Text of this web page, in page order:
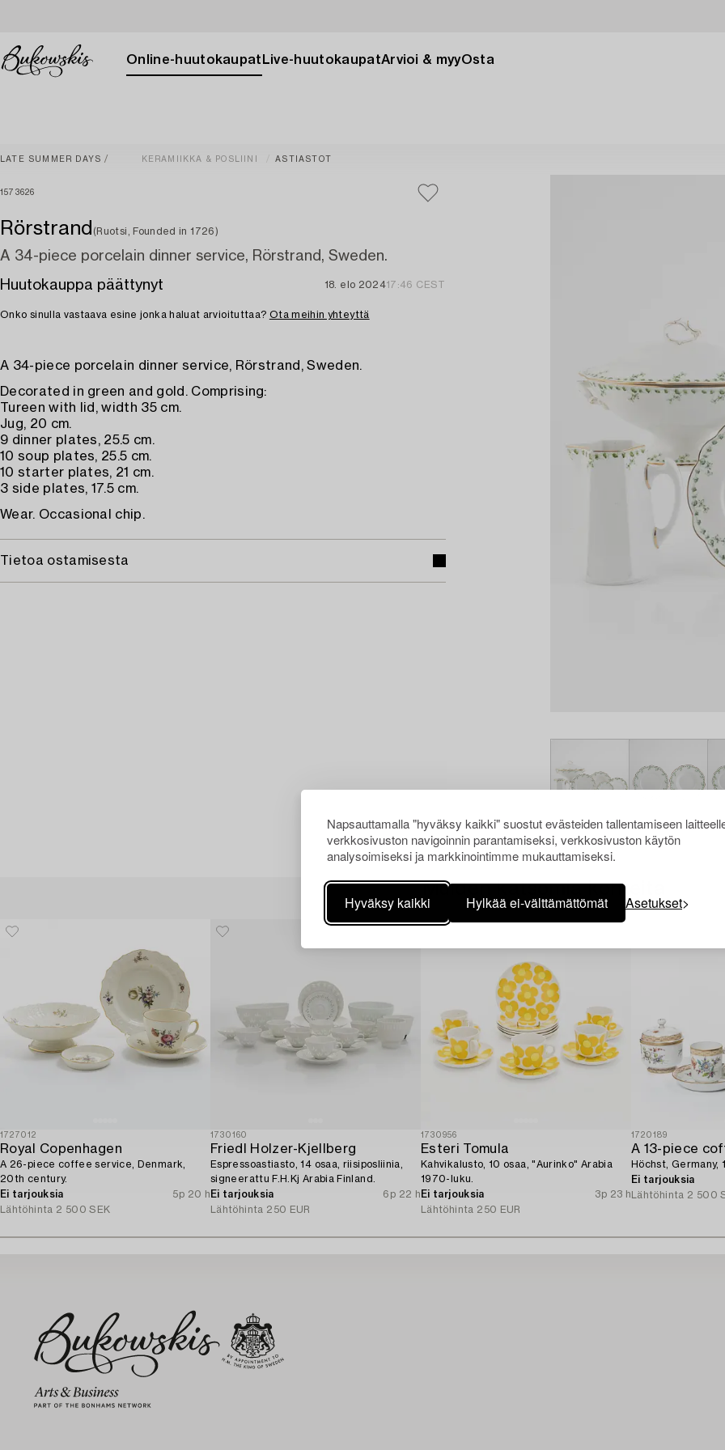
Napsauttamalla "hyväksy kaikki" suostut evästeiden tallentamiseen
verkkosivuston navigoinnin parantamiseksi, verkkosivuston käytön
analysoimiseksi ja markkinointimme mukauttamiseksi.
Hyväksy kaikki Hylkää ei-välttämättömät Asetukset
Online-huutokaupat Live-huutokaupatArvioi & myyOsta
LATE SUMMER DAYS KERAMIIKKA & POSLIINI ASTIASTOT
1573626
Rörstrand (Ruotsi, Founded in 1726)
A 34-piece porcelain dinner service, Rörstrand, Sweden.
Huutokauppa päättynyt
18. elo 202417:46 CEST
Onko sinulla vastaava esine jonka haluat arvioituttaa? Ota meihin yhteyttä
A 34-piece porcelain dinner service, Rörstrand, Sweden.
Decorated in green and gold. Comprising:
Tureen with lid, width 35 cm.
Jug, 20 cm.
9 dinner plates, 25.5 cm.
10 soup plates, 25.5 cm.
10 starter plates, 21 cm.
3 side plates, 17.5 cm.
Wear. Occasional chip.
Tietoa ostamisesta
Muiden katsomia kohteita
1727012
Royal Copenhagen
A 26-piece coffee service, Denmark,
20th century.
Ei tarjouksia
5p 20 h
Lähtöhinta 2 500 SEK
1730160
Friedl Holzer-Kjellberg
Espressoastiasto, 14 osaa, riisiposliinia,
signeerattu F.H.Kj Arabia Finland.
Ei tarjouksia
6p 22 h
Lähtöhinta 250 EUR
1730956
Esteri Tomula
Kahvikalusto, 10 osaa, "Aurinko" Arabia
1970-luku.
Ei tarjouksia
3p 23 h
Lähtöhinta 250 EUR
1720189
A 13-piece
Höchst, Germany,
Ei tarjouksia
Lähtöhinta 2 500